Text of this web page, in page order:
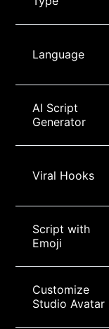
Language
AI Script
Generator
Viral Hooks
Script with
Emoji
Customize
Studio Avatar